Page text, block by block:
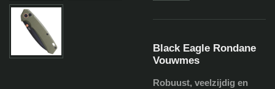
Black Eagle Rondane
Vouwmes
Robuust, veelzijdig en